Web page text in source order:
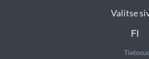
Valitse
FI